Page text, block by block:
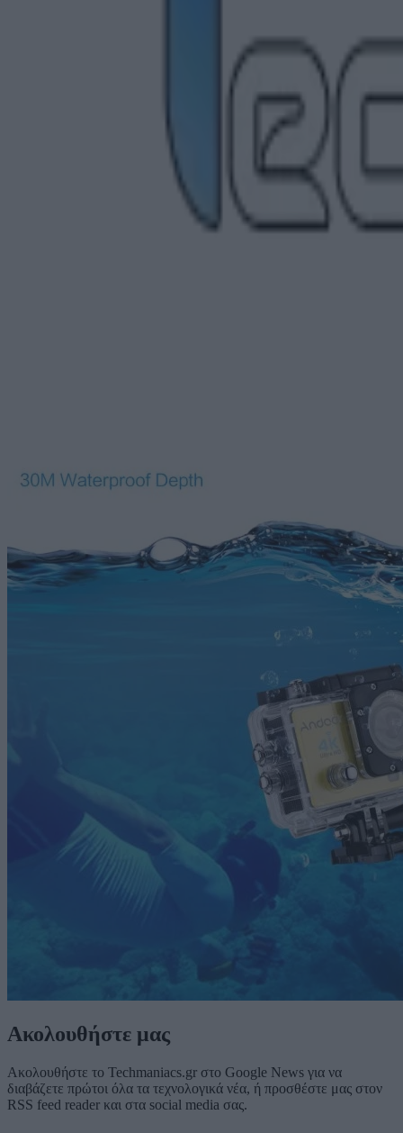
Ακολουθήστε μας
Ακολουθήστε το Techmaniacs.gr στο Google News για να
διαβάζετε πρώτοι όλα τα τεχνολογικά νέα, ή προσθέστε μας στον
RSS feed reader και στα social media σας.